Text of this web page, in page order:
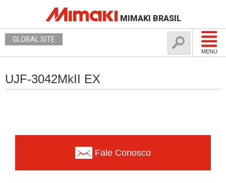
MIMAKI BRASIL
MENU
GLOBAL SITE
UJF-3042MkII EX
Fale Conosco